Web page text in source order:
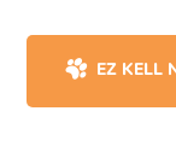
EZ KELL